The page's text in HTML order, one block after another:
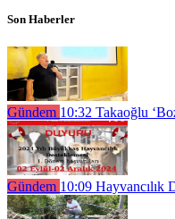
Son Haberler
Gündem 10:32 Takaoğlu
Gündem 10:09 Hayvancılık